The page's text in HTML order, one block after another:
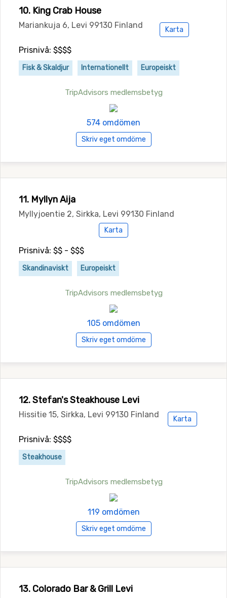
10. King Crab House
Mariankuja 6, Levi 99130 Finland Karta
Prisnivå: $$$$
Fisk & Skaldjur Internationellt Europeiskt
TripAdvisors medlemsbetyg
574 omdömen
Skriv eget omdöme
11. Myllyn Aija
Myllyjoentie 2, Sirkka, Levi 99130 Finland
Karta
Prisnivå: $$ - $$$
Skandinaviskt Europeiskt
TripAdvisors medlemsbetyg
105 omdömen
Skriv eget omdöme
12. Stefan's Steakhouse Levi
Hissitie 15, Sirkka, Levi 99130 Finland Karta
Prisnivå: $$$$
Steakhouse
TripAdvisors medlemsbetyg
119 omdömen
Skriv eget omdöme
13. Colorado Bar & Grill Levi